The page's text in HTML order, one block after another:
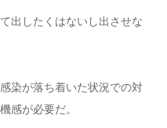
出したくはないし出させな
染が落ち着いた状況での対
感が必要だ。